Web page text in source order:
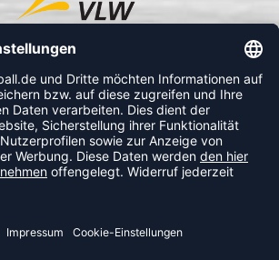
FOLLOW US